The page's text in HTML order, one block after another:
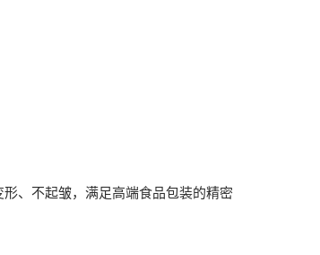
、不起皱，满足高端食品包装的精密